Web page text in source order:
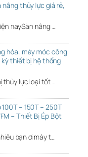
nâng thủy lực giá rẻ,
naySàn nâng …
hóa, máy móc công
kỳ thiết bị hệ thống
thủy lực loại tốt …
– 150T – 250T
– Thiết Bị Ép Bột
bạn ơimáy t…